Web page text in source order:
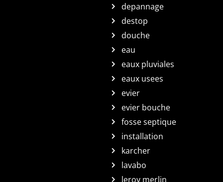
depannage
destop
douche
eau
eaux pluviales
eaux usees
evier
evier bouche
fosse septique
installation
karcher
lavabo
leroy merlin